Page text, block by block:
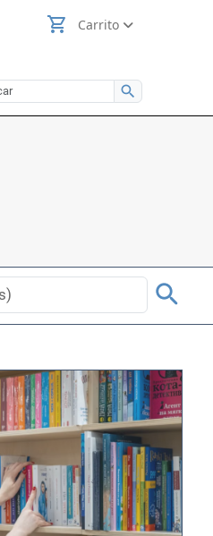
shopping_cart Carrito
search
search